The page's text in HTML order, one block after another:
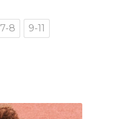
varianti.
Le
nella
7-8 9-11